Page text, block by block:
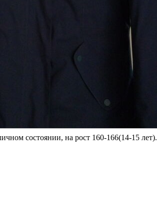
состоянии, на рост 160-166(14-15 лет).